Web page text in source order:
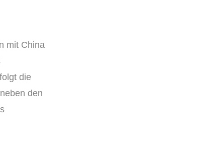
mit China
die
den